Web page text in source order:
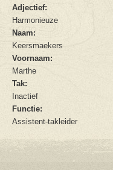
Adjectief:
Harmonieuze
Naam:
Keersmaekers
Voornaam:
Marthe
Tak:
Inactief
Functie:
Assistent-takleider